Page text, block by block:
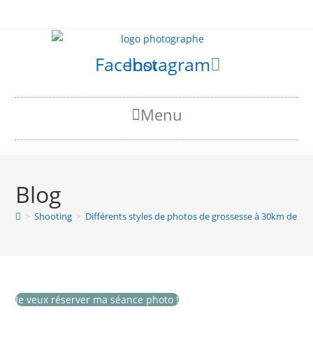
Facebook
Instagram
Menu
Blog
> Shooting > Différents styles de photos de grossesse à 30km de
Je veux réserver ma séance photo !